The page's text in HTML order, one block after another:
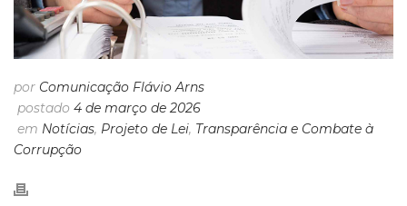
por Comunicação Flávio Arns
postado 4 de março de 2026
em Notícias, Projeto de Lei, Transparência e Combate à
Corrupção